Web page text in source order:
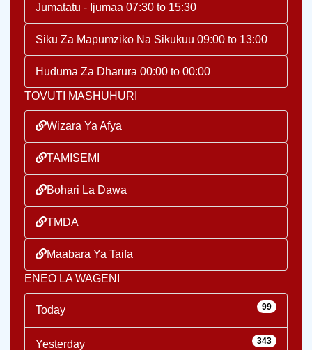
Jumatatu - Ijumaa 07:30 to 15:30
Siku Za Mapumziko Na Sikukuu 09:00 to 13:00
Huduma Za Dharura 00:00 to 00:00
TOVUTI MASHUHURI
Wizara Ya Afya
TAMISEMI
Bohari La Dawa
TMDA
Maabara Ya Taifa
ENEO LA WAGENI
Today 99
Yesterday 343